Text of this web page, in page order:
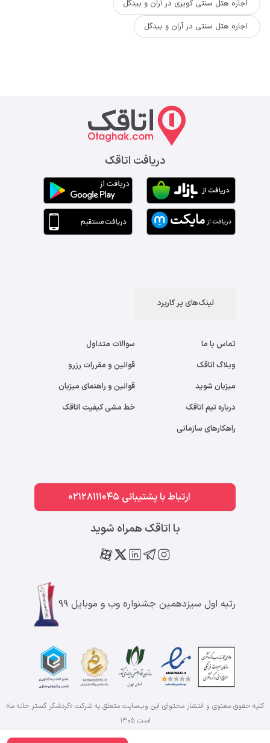
اجاره هتل سنتی کویری در آران و بیدگل
اجاره هتل سنتی در آران و بیدگل
دریافت اتاقک
لینک‌های پر کاربرد
تماس با ما
وبلاگ اتاقک
میزبان شوید
درباره تیم اتاقک
راهکارهای سازمانی
سوالات متداول
قوانین و مقررات رزرو
قوانین و راهنمای میزبان
خط مشی کیفیت اتاقک
ارتباط با پشتیبانی 02128111045
با اتاقک همراه شوید
رتبه اول سیزدهمین جشنواره وب و موبایل ۹۹
کلیه حقوق معنوی و انتشار محتوای این وب‌سایت متعلق به شرکت «گردشگر گستر خانه ما»
است۱۴۰۵